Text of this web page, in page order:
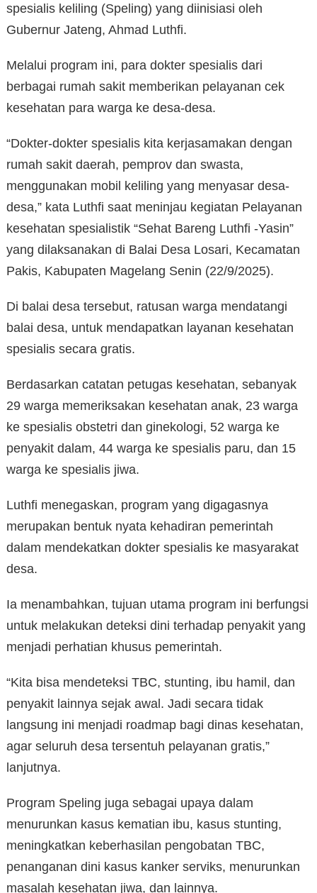
spesialis keliling (Speling) yang diinisiasi oleh
Gubernur Jateng, Ahmad Luthfi.
Melalui program ini, para dokter spesialis dari
berbagai rumah sakit memberikan pelayanan cek
kesehatan para warga ke desa-desa.
“Dokter-dokter spesialis kita kerjasamakan dengan
rumah sakit daerah, pemprov dan swasta,
menggunakan mobil keliling yang menyasar desa-
desa,” kata Luthfi saat meninjau kegiatan Pelayanan
kesehatan spesialistik “Sehat Bareng Luthfi -Yasin”
yang dilaksanakan di Balai Desa Losari, Kecamatan
Pakis, Kabupaten Magelang Senin (22/9/2025).
Di balai desa tersebut, ratusan warga mendatangi
balai desa, untuk mendapatkan layanan kesehatan
spesialis secara gratis.
Berdasarkan catatan petugas kesehatan, sebanyak
29 warga memeriksakan kesehatan anak, 23 warga
ke spesialis obstetri dan ginekologi, 52 warga ke
penyakit dalam, 44 warga ke spesialis paru, dan 15
warga ke spesialis jiwa.
Luthfi menegaskan, program yang digagasnya
merupakan bentuk nyata kehadiran pemerintah
dalam mendekatkan dokter spesialis ke masyarakat
desa.
Ia menambahkan, tujuan utama program ini berfungsi
untuk melakukan deteksi dini terhadap penyakit yang
menjadi perhatian khusus pemerintah.
“Kita bisa mendeteksi TBC, stunting, ibu hamil, dan
penyakit lainnya sejak awal. Jadi secara tidak
langsung ini menjadi roadmap bagi dinas kesehatan,
agar seluruh desa tersentuh pelayanan gratis,”
lanjutnya.
Program Speling juga sebagai upaya dalam
menurunkan kasus kematian ibu, kasus stunting,
meningkatkan keberhasilan pengobatan TBC,
penanganan dini kasus kanker serviks, menurunkan
masalah kesehatan jiwa, dan lainnya.